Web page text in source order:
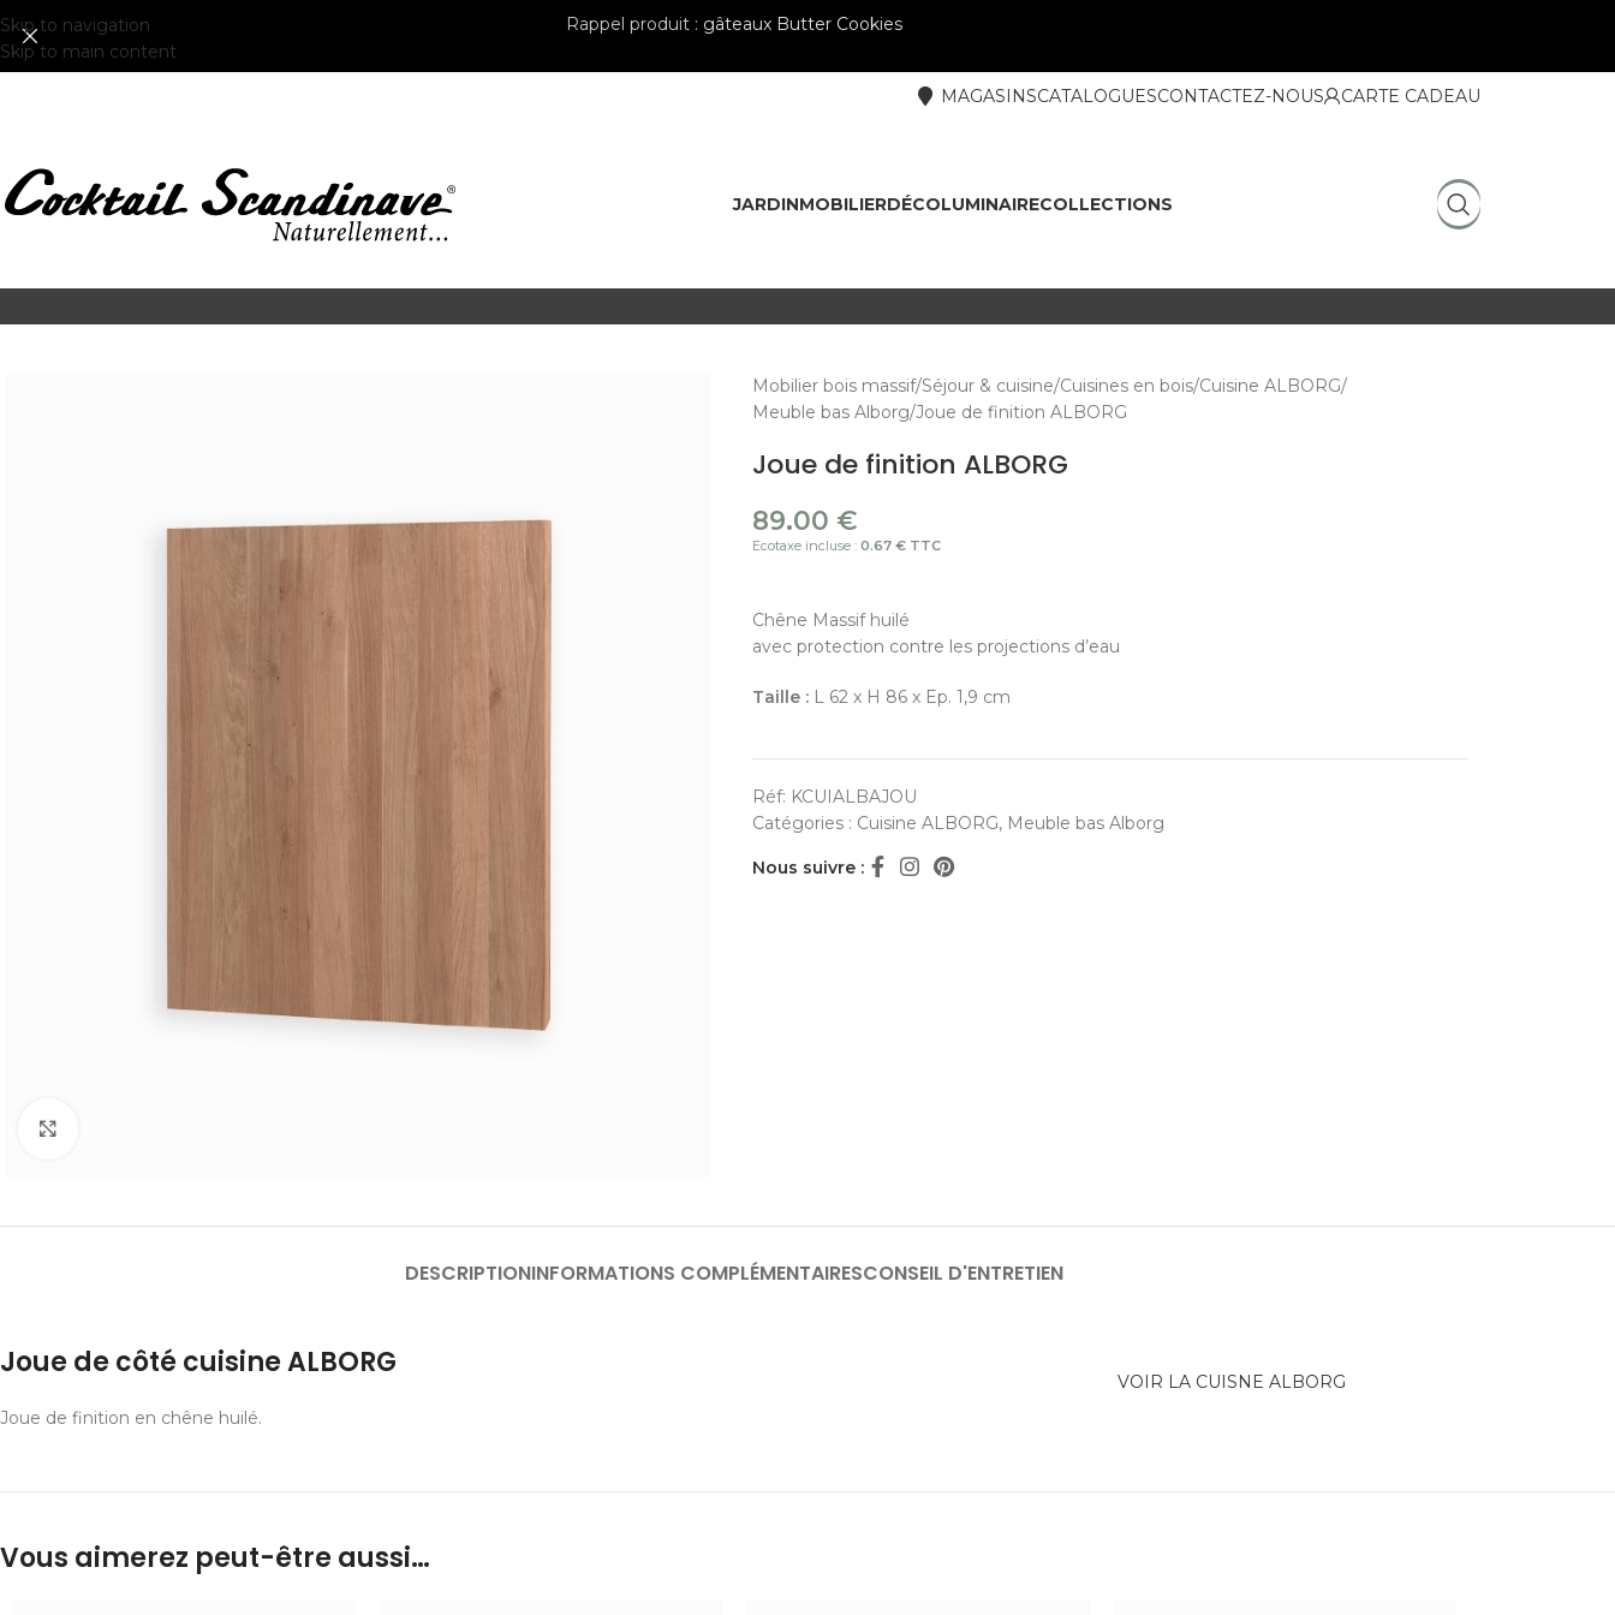
Skip to navigation
Skip to main content
Rappel produit : gâteaux Butter Cookies
MAGASINSCATALOGUESCONTACTEZ-NOUS CARTE CADEAU
JARDINMOBILIERDÉCOLUMINAIRECOLLECTIONS
Mobilier bois massif Séjour & cuisine Cuisines en bois Cuisine ALBORG
Meuble bas Alborg Joue de finition ALBORG
Joue de finition ALBORG
89.00 €
Ecotaxe incluse :0.67 € TTC
Chêne Massif huilé
avec protection contre les projections d’eau
Taille :L 62 x H 86 x Ep. 1,9 cm
Réf: KCUIALBAJOU
Catégories : Cuisine ALBORG, Meuble bas Alborg
Nous suivre :
DESCRIPTIONINFORMATIONS COMPLÉMENTAIRESCONSEIL D'ENTRETIEN
Joue de côté cuisine ALBORG
Joue de finition en chêne huilé.
VOIR LA CUISNE ALBORG
Vous aimerez peut-être aussi…